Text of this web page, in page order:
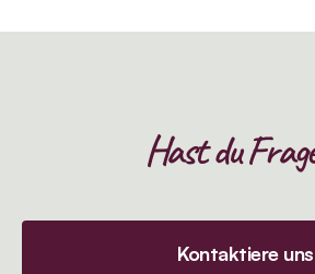
Hast du
Kontaktiere uns